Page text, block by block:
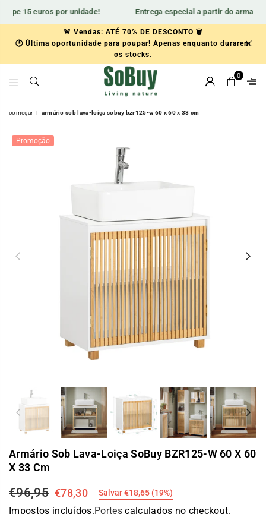
15 euros por unidade! Entrega especial a partir do
🚨 Vendas: ATÉ 70% DE DESCONTO 🗑️
🕒 Última oportunidade para poupar! Apenas enquanto durarem
os stocks.
🏡Renueva tu hogar con estilo
🆕Aprovecha 15€ de descuentoen nuestra nueva colección.
ES
0
começar | armário sob lava-loiça sobuy bzr125-w 60 x 60 x 33 cm
Previous
Promoção
Previous
Armário Sob Lava-Loiça SoBuy BZR125-W 60 X 60
X 33 Cm
Preço
€96,95 €78,30 Salvar€18,65 (19%)
Impostos incluídos.Portes calculados no checkout.